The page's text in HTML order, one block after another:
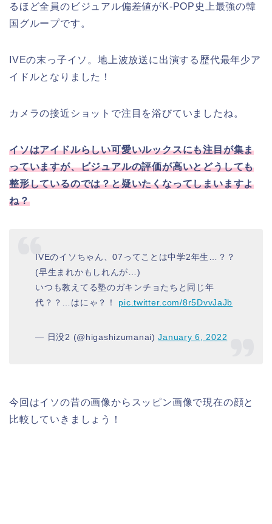
るほど全員のビジュアル偏差値がK-POP史上最強の韓
国グループです。
IVEの末っ子イソ。地上波放送に出演する歴代最年少ア
イドルとなりました！
カメラの接近ショットで注目を浴びていましたね。
イソはアイドルらしい可愛いルックスにも注目が集ま
っていますが、ビジュアルの評価が高いとどうしても
整形しているのでは？と疑いたくなってしまいますよ
ね？
IVEのイソちゃん、07ってことは中学2年生…？？
(早生まれかもしれんが…)
いつも教えてる塾のガキンチョたちと同じ年
代？？…はにゃ？！ pic.twitter.com/8r5DvvJaJb
— 日没2 (@higashizumanai)January 6, 2022
今回はイソの昔の画像からスッピン画像で現在の顔と
比較していきましょう！